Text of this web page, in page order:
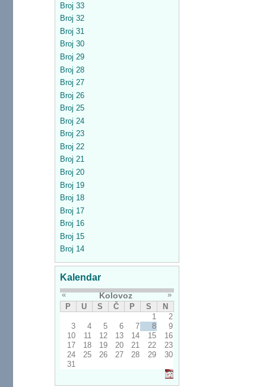
Broj 33
Broj 32
Broj 31
Broj 30
Broj 29
Broj 28
Broj 27
Broj 26
Broj 25
Broj 24
Broj 23
Broj 22
Broj 21
Broj 20
Broj 19
Broj 18
Broj 17
Broj 16
Broj 15
Broj 14
Kalendar
« Kolovoz
»
P
U S Č P S
N
1
2
3
4 5 6 7 8
9
10
11 12 13 14 15
16
17
18 19 20 21 22
23
24
25 26 27 28 29
30
31